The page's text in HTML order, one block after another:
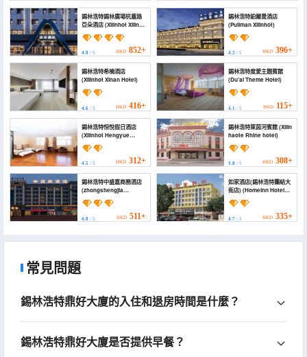
錫林浩特錫林廣場杭蓋路
亞朵酒店 (Xilinhot Xilin
Square Hanggai Road
Atour Hotel)
4.8 / 5 HKD 852+
錫林浩特鉑爾曼酒店
(Pullman Xilinhot)
4.2/ 5 HKD 396+
錫林浩特希楠酒店
(Xilinhot Xinan Hotel)
4.6 / 5 HKD 416+
錫林浩特度愛主題賓館
(Du'ai Theme Hotel)
4.1/ 5 HKD 115+
錫林浩特恒悅假日酒店
(Xilinhot Hengyue
Holiday Inn)
4.5 / 5 HKD 312+
錫林浩特萊茵河賓館 (Xilin
haote Rhine hotel)
3.8/ 5 HKD 308+
錫林浩特中盛嘉商務酒店
(zhongshengjia
Business Hotel)
4.8 / 5 HKD 511+
如家酒店(錫林浩特團結大
街店) (Homeinn Hotel
(Xilinhot Tuanjie Street))
4.7/ 5 HKD 335+
常見問題
錫林浩特鼎好大廈的入住和退房時間是什麼？
錫林浩特鼎好大廈是否提供早餐？